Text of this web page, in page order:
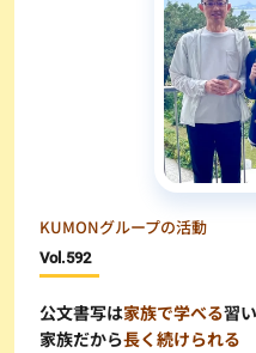
KUMONグループの活動
Vol.592
公文書写は家族で学べる習
家族だから長く続けられる